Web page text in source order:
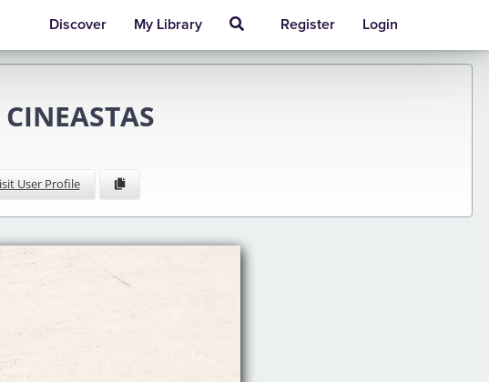
Discover My Library Register Login
User Profile